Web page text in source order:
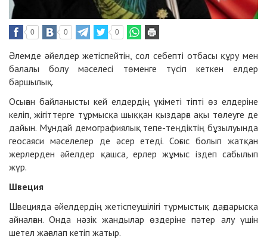
0 0 0
Әлемде әйелдер жетіспейтін, сол себепті отбасы құру мен
балалы болу мәселесі төменге түсіп кеткен елдер
баршылық.
Осыған байланысты кей елдердің үкіметі тіпті өз елдеріне
келіп, жігіттерге тұрмысқа шыққан қыздарға ақы төлеуге де
дайын. Мұндай демографиялық тепе-теңдіктің бұзылуында
геосаяси мәселелер де әсер етеді. Соғыс болып жатқан
жерлерден әйелдер қашса, ерлер жұмыс іздеп сабылып
жүр.
Швеция
Швецияда әйелдердің жетіспеушілігі тұрмыстық дағдарысқа
айналған. Онда нәзік жандылар өздеріне пәтер алу үшін
шетел жағалап кетіп жатыр.